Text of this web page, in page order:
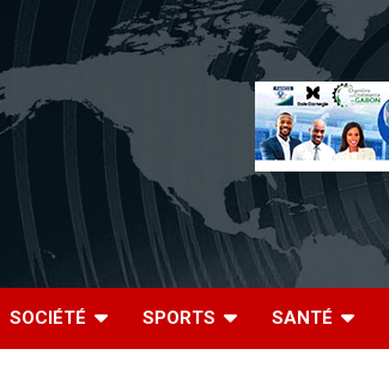
SOCIÉTÉ SPORTS SANTÉ